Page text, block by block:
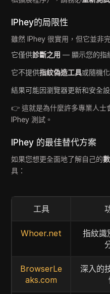
IPhey的局限性
雖然 IPhey 很實用，但它並非
它僅供診斷之用 — 顯示您的指
它不提供指紋偽造工具或隨機
結果可能因瀏覽器更新和安全設
👉 這就是為什麼許多專業人士
IPhey 測試。
IPhey 的最佳替代方案
如果您想更全面地了解自己的
具：
工具
Whoer.net
指紋識
BrowserLe
aks.com
深入的